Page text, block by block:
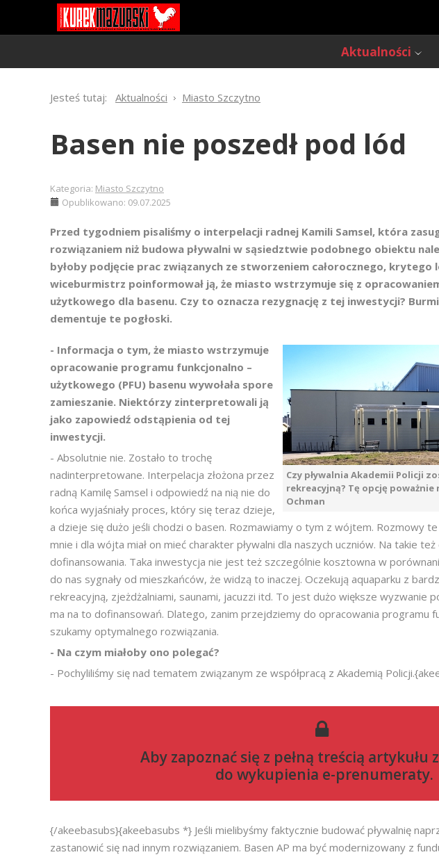
Aktualności
Jesteś tutaj: Aktualności Miasto Szczytno
Basen nie poszedł pod lód
Kategoria: Miasto Szczytno
Opublikowano: 09.07.2025
Przed tygodniem pisaliśmy o interpelacji radnej Kamili Samsel, która
rozwiązaniem niż budowa pływalni w sąsiedztwie podobnego obiektu
byłoby podjęcie prac związanych ze stworzeniem całorocznego, krytego
wiceburmistrz poinformował ją, że miasto wstrzymuje się z
użytkowego dla basenu. Czy to oznacza rezygnację z tej inwestycji?
dementuje te pogłoski.
Czy pływalnia Akademii Policji
rekreacyjną? Tę opcję
Ochman
- Informacja o tym, że miasto wstrzymuje
opracowanie programu funkcjonalno –
użytkowego (PFU) basenu wywołała spore
zamieszanie. Niektórzy zinterpretowali ją
jako zapowiedź odstąpienia od tej
inwestycji.
- Absolutnie nie. Zostało to trochę
nadinterpretowane. Interpelacja złożona przez
radną Kamilę Samsel i odpowiedź na nią nie do
końca wyjaśniały proces, który się teraz dzieje,
a dzieje się dużo jeśli chodzi o basen. Rozmawiamy o tym z wójtem. Rozmowy
mnie i dla wójta miał on mieć charakter pływalni dla naszych uczniów. Na takie
dofinansowania. Taka inwestycja nie jest też szczególnie kosztowna w
do nas sygnały od mieszkańców, że widzą to inaczej. Oczekują aquaparku z
rekreacyjną, zjeżdżalniami, saunami, jacuzzi itd. To jest dużo większe wyzwanie
ma na to dofinansowań. Dlatego, zanim przejdziemy do opracowania programu
szukamy optymalnego rozwiązania.
- Na czym miałoby ono polegać?
- Pochyliliśmy się nad tematem związanym ze współpracą z Akademią
Aby zapoznać się z pełną treścią artykułu
do wykupienia e-prenumeraty.
{/akeebasubs}{akeebasubs *} Jeśli mielibyśmy faktycznie budować pływalnię
zastanowić się nad innym rozwiązaniem. Basen AP ma być modernizowany z